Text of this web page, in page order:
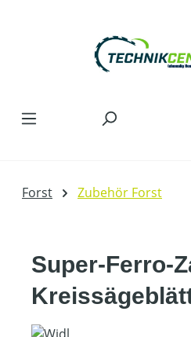
Forst Zubehör Forst
Super-Ferro-